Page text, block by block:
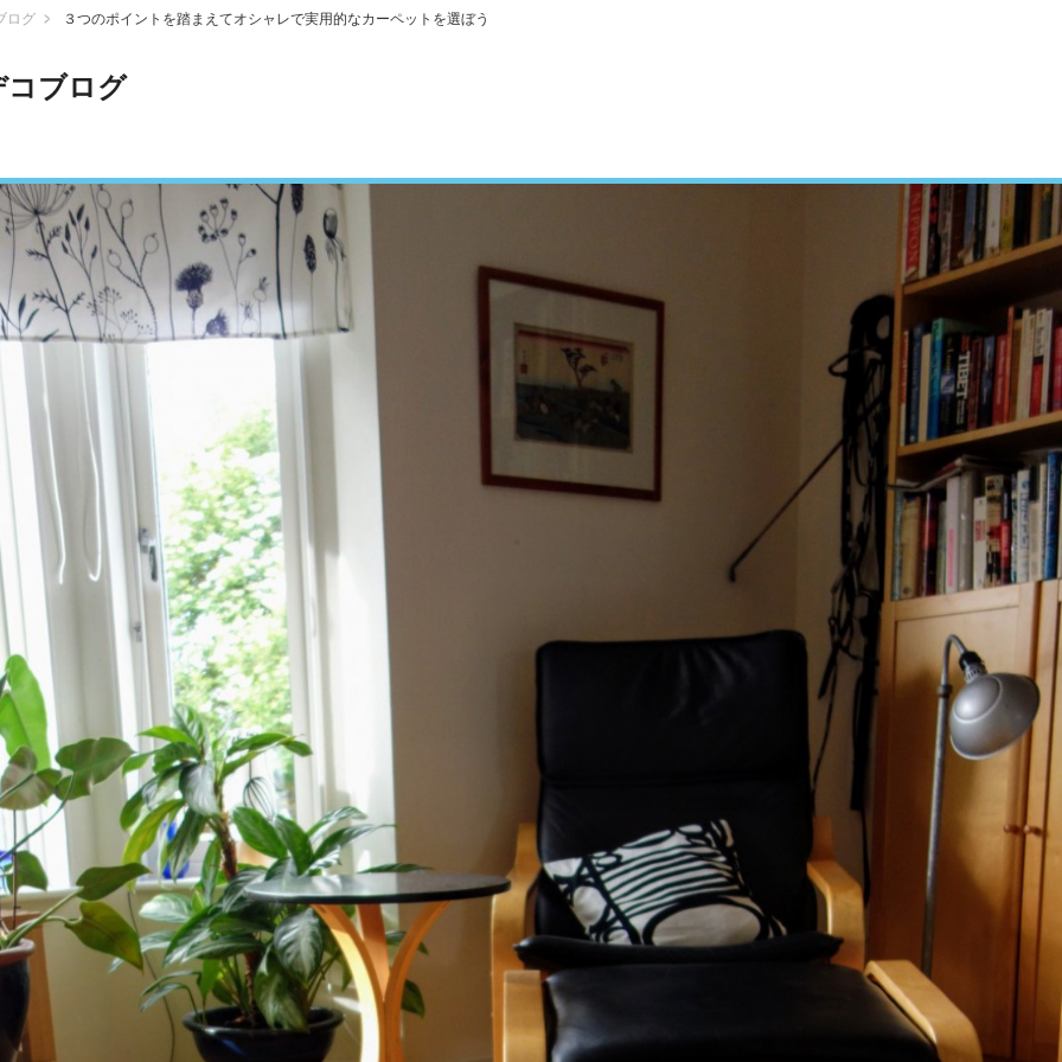
ログ ３つのポイントを踏まえてオシャレで実用的なカーペットを選ぼう
コブログ